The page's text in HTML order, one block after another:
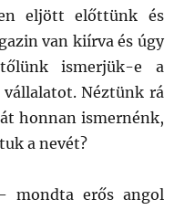
eljött előttünk és
van kiírva és úgy
ismerjük-e a
Néztünk rá
honnan ismernénk,
a nevét?
mondta erős angol